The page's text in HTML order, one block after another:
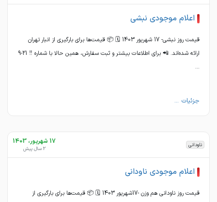
اعلام موجودی نبشی
قیمت روز نبشی- 17 شهریور 1403 🗓 📦 قیمت‌ها برای بارگیری از انبار تهران
ارائه شده‌اند. 📲 برای اطلاعات بیشتر و ثبت سفارش، همین حالا با شماره ‼️ 21-9
...
جزئیات ...
ناودانی 17 شهریور، 1403
2 سال پیش
اعلام موجودی ناودانی
قیمت روز ناودانی هم وزن -17شهریور 1403 🗓 📦 قیمت‌ها برای بارگیری از